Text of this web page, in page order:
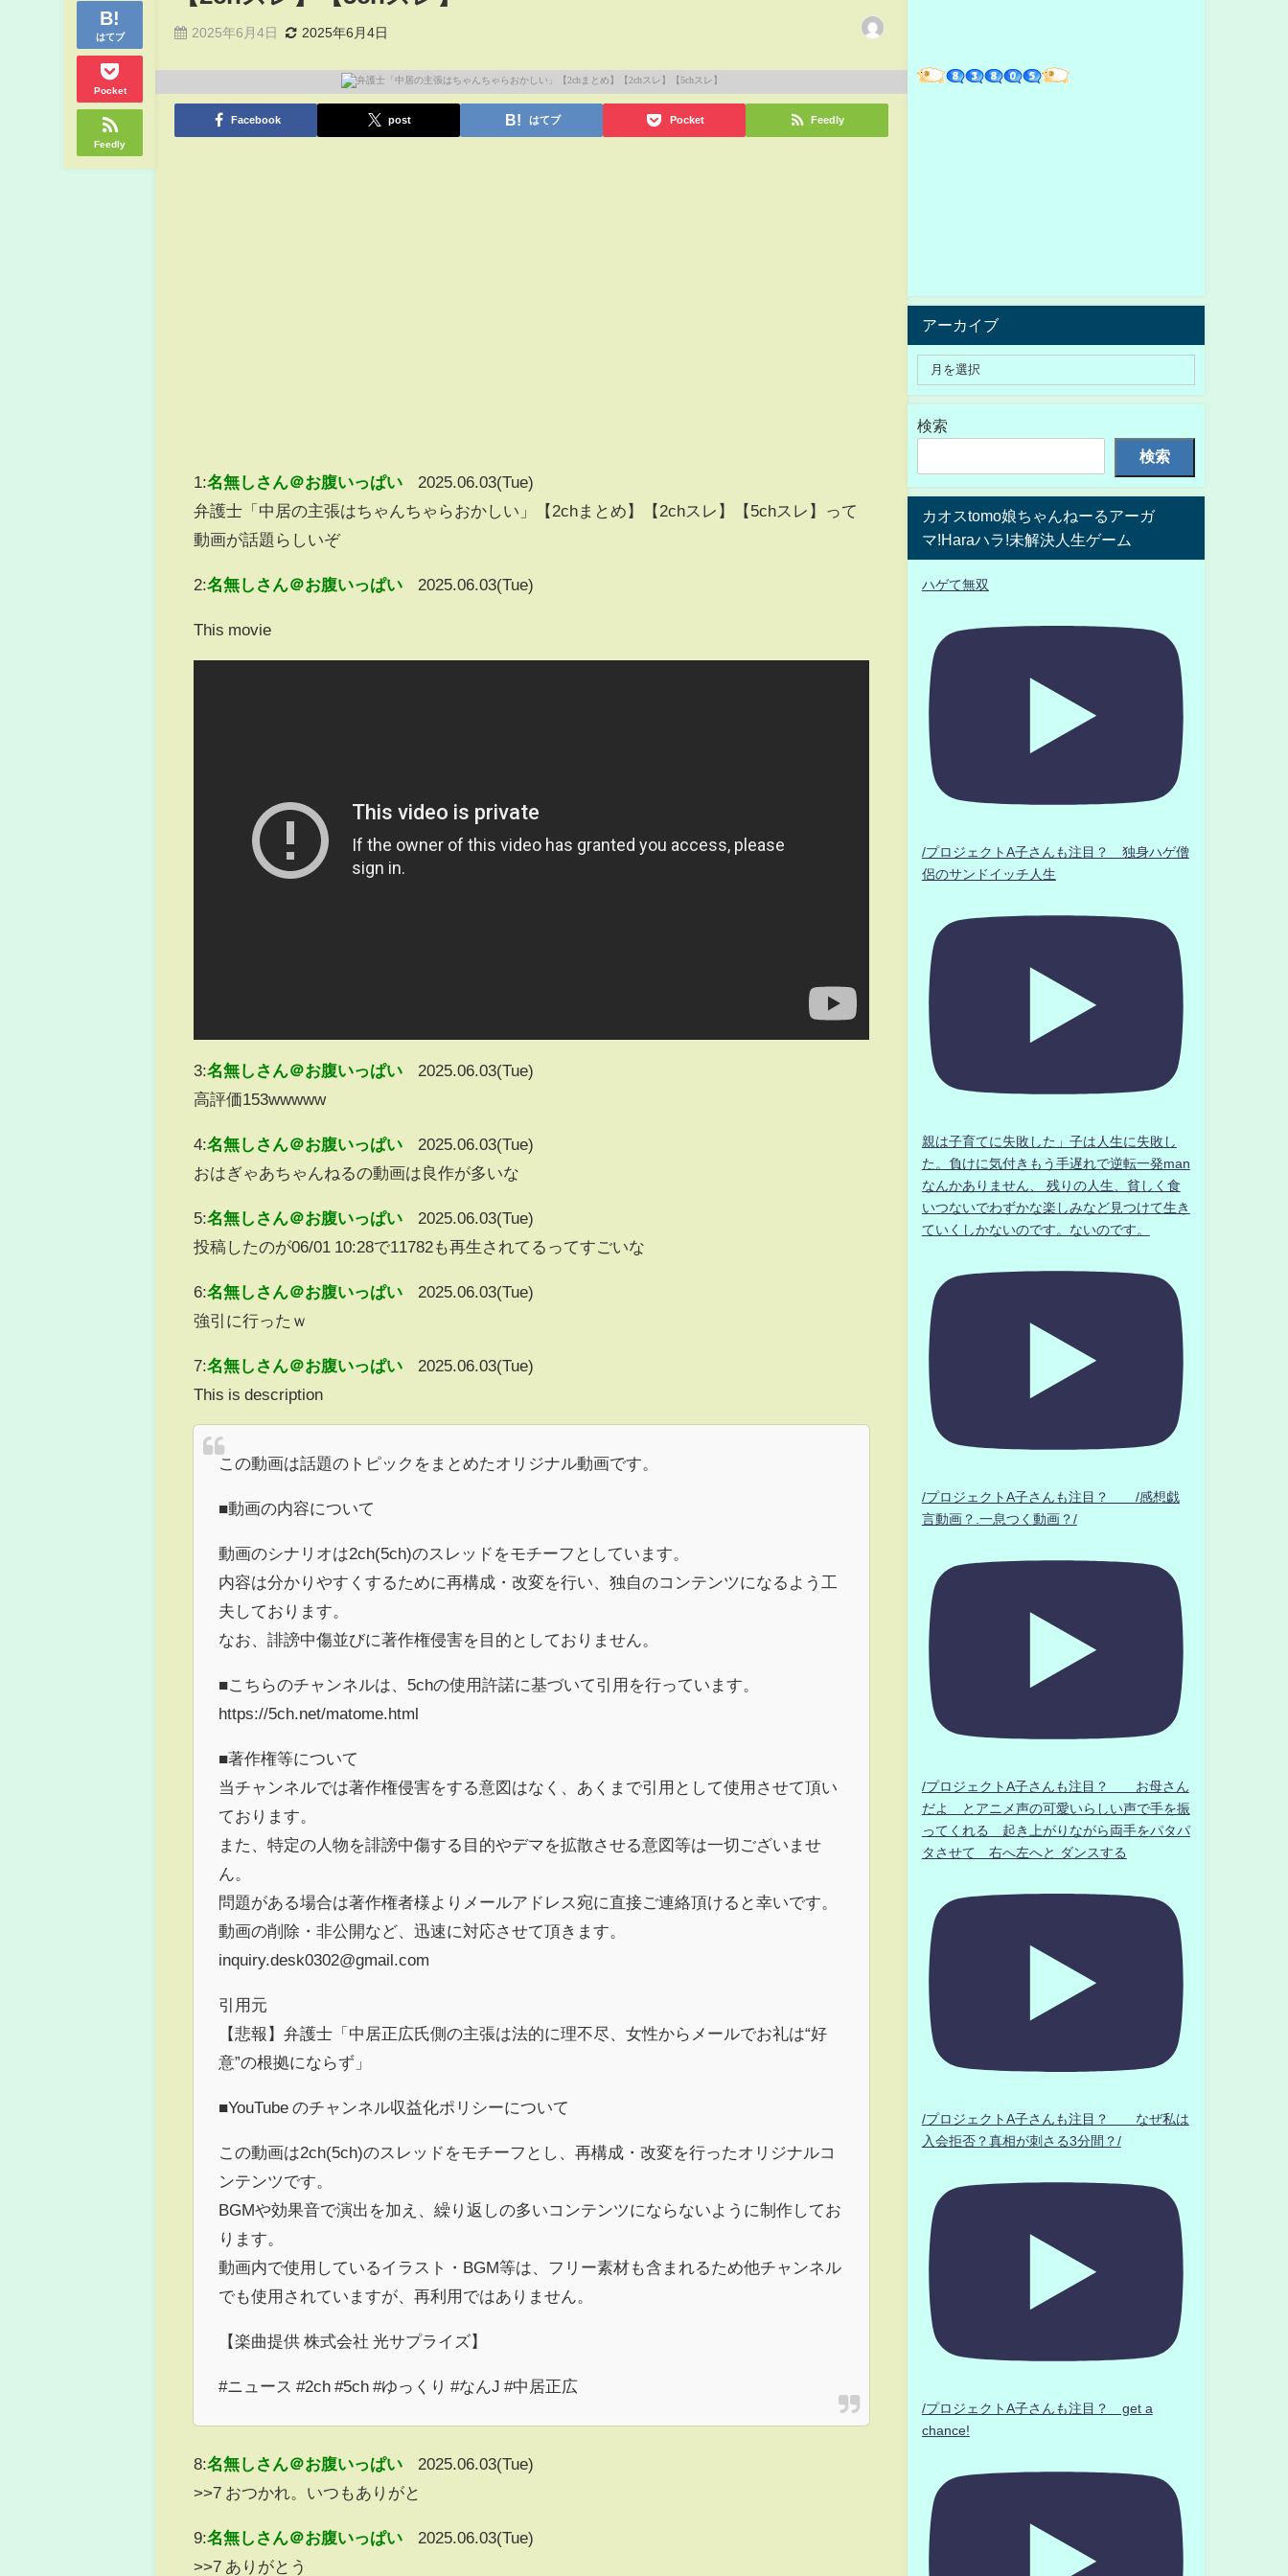
はてブ
Pocket
Feedly
2025年6月4日 2025年6月4日
Facebook post はてブ Pocket Feedly
1:名無しさん＠お腹いっぱい
2025.06.03(Tue)
弁護士「中居の主張はちゃんちゃらおかしい」【2chまとめ】【2chスレ】【5chスレ】って
動画が話題らしいぞ
2:名無しさん＠お腹いっぱい 2025.06.03(Tue)
This movie
3:名無しさん＠お腹いっぱい
2025.06.03(Tue)
高評価153wwwww
4:名無しさん＠お腹いっぱい
2025.06.03(Tue)
おはぎゃあちゃんねるの動画は良作が多いな
5:名無しさん＠お腹いっぱい
2025.06.03(Tue)
投稿したのが06/01 10:28で11782も再生されてるってすごいな
6:名無しさん＠お腹いっぱい
2025.06.03(Tue)
強引に行ったｗ
7:名無しさん＠お腹いっぱい
2025.06.03(Tue)
This is description
この動画は話題のトピックをまとめたオリジナル動画です。
■動画の内容について
動画のシナリオは2ch(5ch)のスレッドをモチーフとしています。
内容は分かりやすくするために再構成・改変を行い、独自のコンテンツになるよう工
夫しております。
なお、誹謗中傷並びに著作権侵害を目的としておりません。
■こちらのチャンネルは、5chの使用許諾に基づいて引用を行っています。
https://5ch.net/matome.html
■著作権等について
当チャンネルでは著作権侵害をする意図はなく、あくまで引用として使用させて頂い
ております。
また、特定の人物を誹謗中傷する目的やデマを拡散させる意図等は一切ございませ
ん。
問題がある場合は著作権者様よりメールアドレス宛に直接ご連絡頂けると幸いです。
動画の削除・非公開など、迅速に対応させて頂きます。
inquiry.desk0302@gmail.com
引用元
【悲報】弁護士「中居正広氏側の主張は法的に理不尽、女性からメールでお礼は“好
意”の根拠にならず」
■YouTube のチャンネル収益化ポリシーについて
この動画は2ch(5ch)のスレッドをモチーフとし、再構成・改変を行ったオリジナルコ
ンテンツです。
BGMや効果音で演出を加え、繰り返しの多いコンテンツにならないように制作してお
ります。
動画内で使用しているイラスト・BGM等は、フリー素材も含まれるため他チャンネル
でも使用されていますが、再利用ではありません。
【楽曲提供 株式会社 光サプライズ】
#ニュース #2ch #5ch #ゆっくり #なんJ #中居正広
8:名無しさん＠お腹いっぱい
2025.06.03(Tue)
>>7 おつかれ。いつもありがと
9:名無しさん＠お腹いっぱい
2025.06.03(Tue)
>>7 ありがとう
アーカイブ
検索
検索
カオスtomo娘ちゃんねーるアーガ
マ!Haraハラ!未解決人生ゲーム
ハゲて無双
/プロジェクトA子さんも注目？ 独身ハゲ僧
侶のサンドイッチ人生
親は子育てに失敗した」子は人生に失敗し
た。負けに気付きもう手遅れで逆転一発man
なんかありません、 残りの人生、貧しく食
いつないでわずかな楽しみなど見つけて生き
ていくしかないのです。ないのです。
/プロジェクトA子さんも注目？ /感想戯
言動画？.一息つく動画？/
/プロジェクトA子さんも注目？ お母さん
だよ とアニメ声の可愛いらしい声で手を振
ってくれる 起き上がりながら両手をパタパ
タさせて 右へ左へと ダンスする
/プロジェクトA子さんも注目？ なぜ私は
入会拒否？真相が刺さる3分間？/
/プロジェクトA子さんも注目？ get a
chance!